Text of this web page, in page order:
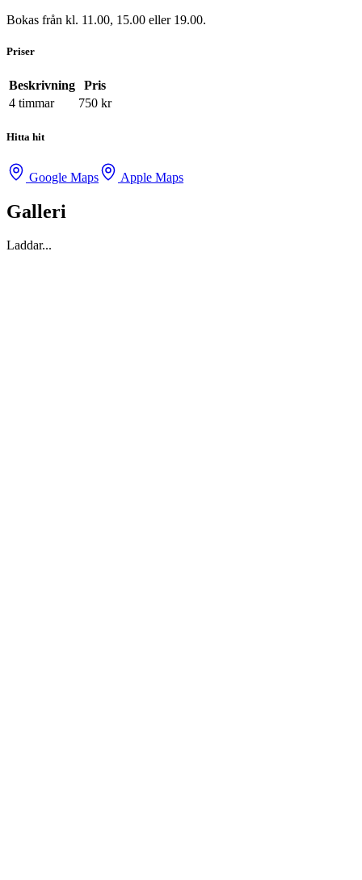
Bokas från kl. 11.00, 15.00 eller 19.00.
Priser
Beskrivning
Pris
4 timmar
750 kr
Hitta hit
Google Maps Apple Maps
Galleri
Laddar...